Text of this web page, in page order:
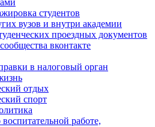
студентов
вузов и внутри академии
проездных документов
вконтакте
в налоговый орган
отдых
спорт
работе,